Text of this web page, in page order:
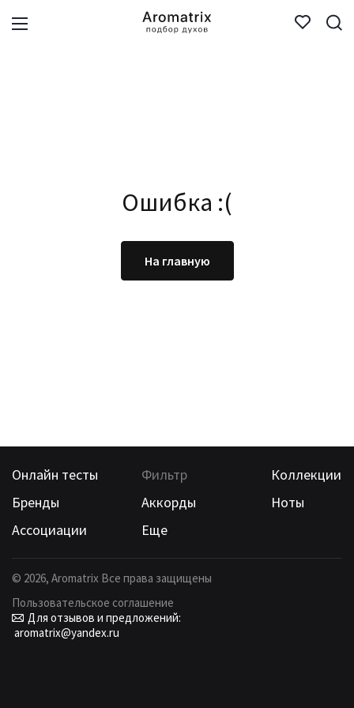
Ошибка :(
На главную
Онлайн тесты Фильтр
Коллекции
Бренды
Аккорды
Ноты
Ассоциации
Еще
© 2026, Aromatrix Все права защищены
Пользовательское соглашение
Для отзывов и предложений:
aromatrix@yandex.ru